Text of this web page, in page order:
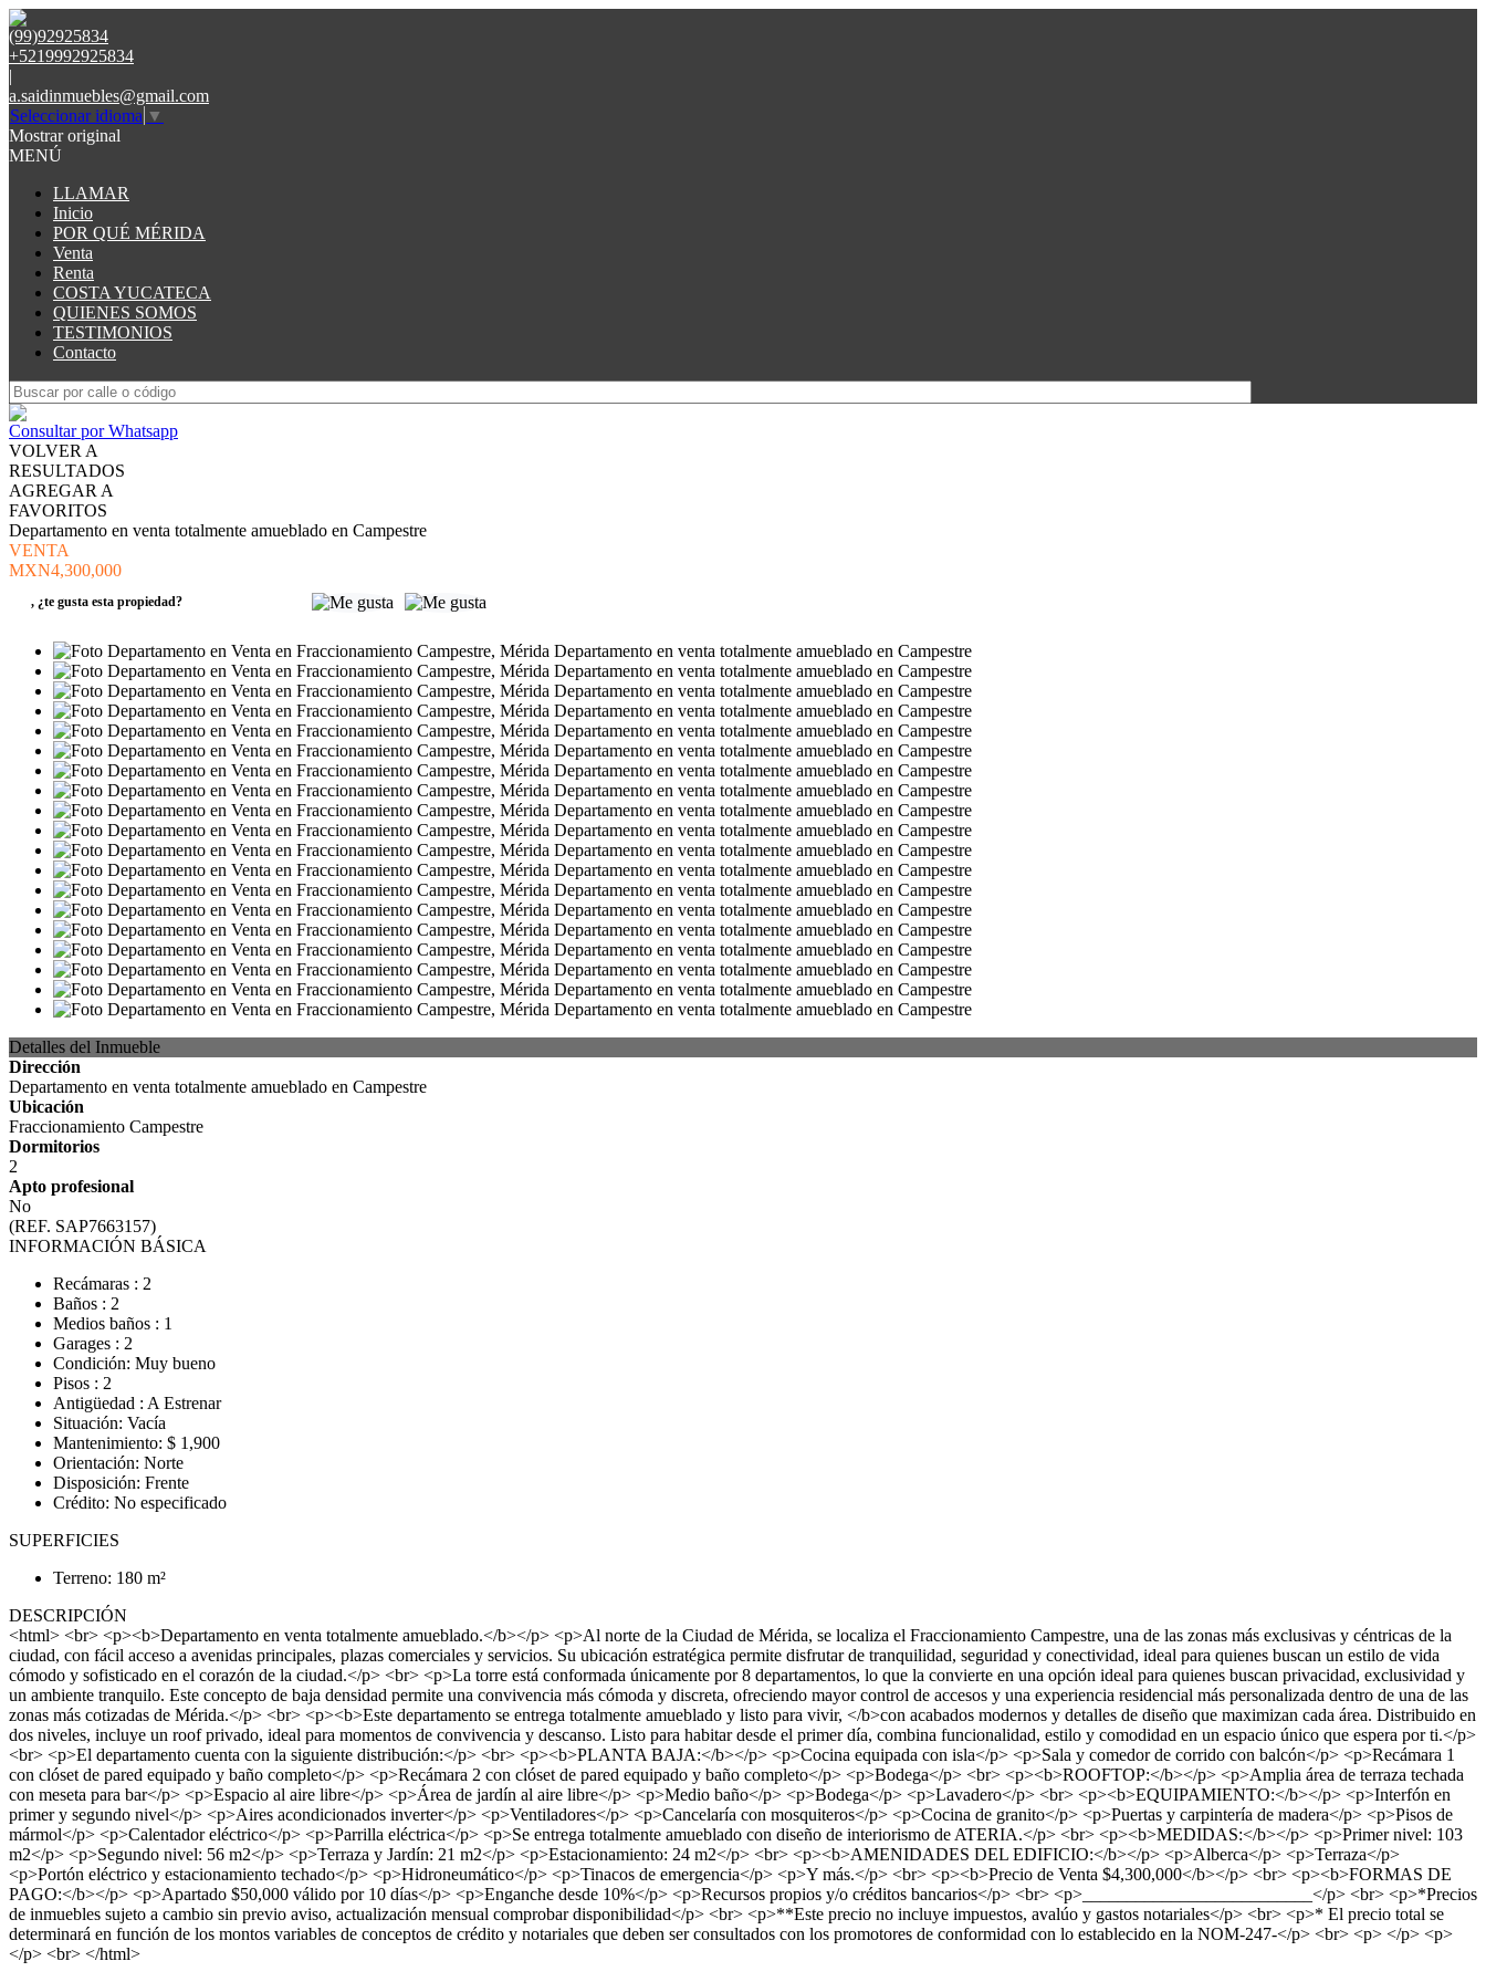
(99)92925834
+5219992925834
|
a.saidinmuebles@gmail.com
Seleccionar idioma ▼
Mostrar original
MENÚ
LLAMAR
Inicio
POR QUÉ MÉRIDA
Venta
Renta
COSTA YUCATECA
QUIENES SOMOS
TESTIMONIOS
Contacto
Consultar por Whatsapp
VOLVER A
RESULTADOS
AGREGAR A
FAVORITOS
Departamento en venta totalmente amueblado en Campestre
VENTA
MXN4,300,000
, ¿te gusta esta propiedad?
Detalles del Inmueble
Dirección
Departamento en venta totalmente amueblado en Campestre
Ubicación
Fraccionamiento Campestre
Dormitorios
2
Apto profesional
No
(REF. SAP7663157)
INFORMACIÓN BÁSICA
Recámaras : 2
Baños : 2
Medios baños : 1
Garages : 2
Condición: Muy bueno
Pisos : 2
Antigüedad : A Estrenar
Situación: Vacía
Mantenimiento: $ 1,900
Orientación: Norte
Disposición: Frente
Crédito: No especificado
SUPERFICIES
Terreno: 180 m²
DESCRIPCIÓN
<html> <br> <p><b>Departamento en venta totalmente amueblado.</b></p> <p>Al norte de la Ciudad de Mérida, se localiza el Fraccionamiento Campestre, una de las zonas más exclusivas y céntricas de la
ciudad, con fácil acceso a avenidas principales, plazas comerciales y servicios. Su ubicación estratégica permite disfrutar de tranquilidad, seguridad y conectividad, ideal para quienes buscan un estilo de vida
cómodo y sofisticado en el corazón de la ciudad.</p> <br> <p>La torre está conformada únicamente por 8 departamentos, lo que la convierte en una opción ideal para quienes buscan privacidad, exclusividad y
un ambiente tranquilo. Este concepto de baja densidad permite una convivencia más cómoda y discreta, ofreciendo mayor control de accesos y una experiencia residencial más personalizada dentro de una de las
zonas más cotizadas de Mérida.</p> <br> <p><b>Este departamento se entrega totalmente amueblado y listo para vivir, </b>con acabados modernos y detalles de diseño que maximizan cada área. Distribuido en
dos niveles, incluye un roof privado, ideal para momentos de convivencia y descanso. Listo para habitar desde el primer día, combina funcionalidad, estilo y comodidad en un espacio único que espera por ti.</p>
<br> <p>El departamento cuenta con la siguiente distribución:</p> <br> <p><b>PLANTA BAJA:</b></p> <p>Cocina equipada con isla</p> <p>Sala y comedor de corrido con balcón</p> <p>Recámara 1
con clóset de pared equipado y baño completo</p> <p>Recámara 2 con clóset de pared equipado y baño completo</p> <p>Bodega</p> <br> <p><b>ROOFTOP:</b></p> <p>Amplia área de terraza techada
con meseta para bar</p> <p>Espacio al aire libre</p> <p>Área de jardín al aire libre</p> <p>Medio baño</p> <p>Bodega</p> <p>Lavadero</p> <br> <p><b>EQUIPAMIENTO:</b></p> <p>Interfón en
primer y segundo nivel</p> <p>Aires acondicionados inverter</p> <p>Ventiladores</p> <p>Cancelaría con mosquiteros</p> <p>Cocina de granito</p> <p>Puertas y carpintería de madera</p> <p>Pisos de
mármol</p> <p>Calentador eléctrico</p> <p>Parrilla eléctrica</p> <p>Se entrega totalmente amueblado con diseño de interiorismo de ATERIA.</p> <br> <p><b>MEDIDAS:</b></p> <p>Primer nivel: 103
m2</p> <p>Segundo nivel: 56 m2</p> <p>Terraza y Jardín: 21 m2</p> <p>Estacionamiento: 24 m2</p> <br> <p><b>AMENIDADES DEL EDIFICIO:</b></p> <p>Alberca</p> <p>Terraza</p>
<p>Portón eléctrico y estacionamiento techado</p> <p>Hidroneumático</p> <p>Tinacos de emergencia</p> <p>Y más.</p> <br> <p><b>Precio de Venta $4,300,000</b></p> <br> <p><b>FORMAS DE
PAGO:</b></p> <p>Apartado $50,000 válido por 10 días</p> <p>Enganche desde 10%</p> <p>Recursos propios y/o créditos bancarios</p> <br> <p>__________________________</p> <br> <p>*Precios
de inmuebles sujeto a cambio sin previo aviso, actualización mensual comprobar disponibilidad</p> <br> <p>**Este precio no incluye impuestos, avalúo y gastos notariales</p> <br> <p>* El precio total se
determinará en función de los montos variables de conceptos de crédito y notariales que deben ser consultados con los promotores de conformidad con lo establecido en la NOM-247-</p> <br> <p> </p> <p>
</p> <br> </html>